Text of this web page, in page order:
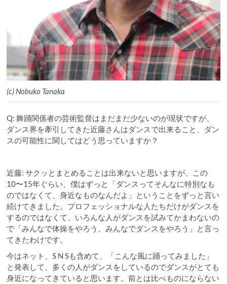
(c) Nobuko Tanaka
Q: 舞踊関係者の芸術監督はまだまだ少ないのが現状ですが、
ダンス界を牽引してきた近藤さんはダンスで出来ること、ダン
スの可能性に関してはどう思っていますか？
近藤: サクッとまとめることは出来ないと思いますが、この
10〜15年ぐらい、僕はずっと「ダンスってそんなに特別なも
のではなくて、身近なものなんだよ」ということをずっと言い
続けてきました。プロフェッショナルな人たちだけがダンスを
するのではなくて、いろんな人がダンスを試みてかまわないの
で「みんなで体操をやろう、みんなでダンスをやろう」と言っ
てきたわけです。
今はネット、S N Sも含めて、「こんな風に踊ってみました」
と発表して、多くの人がダンスをしているのでダンスがとても
身近になってきていると思います。前とは比べものにならない